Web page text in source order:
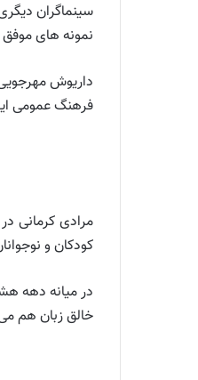
سینماگران
نمونه های
داریوش
فرهنگ عمومی
مرادی کرمانی
کودکان و
در میانه دهه
خالق زبان هم